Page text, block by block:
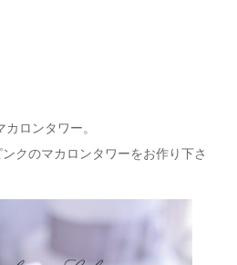
ロンタワー。
クのマカロンタワーをお作り下さ